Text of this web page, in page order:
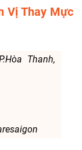
Vị Thay Mực
Thanh,